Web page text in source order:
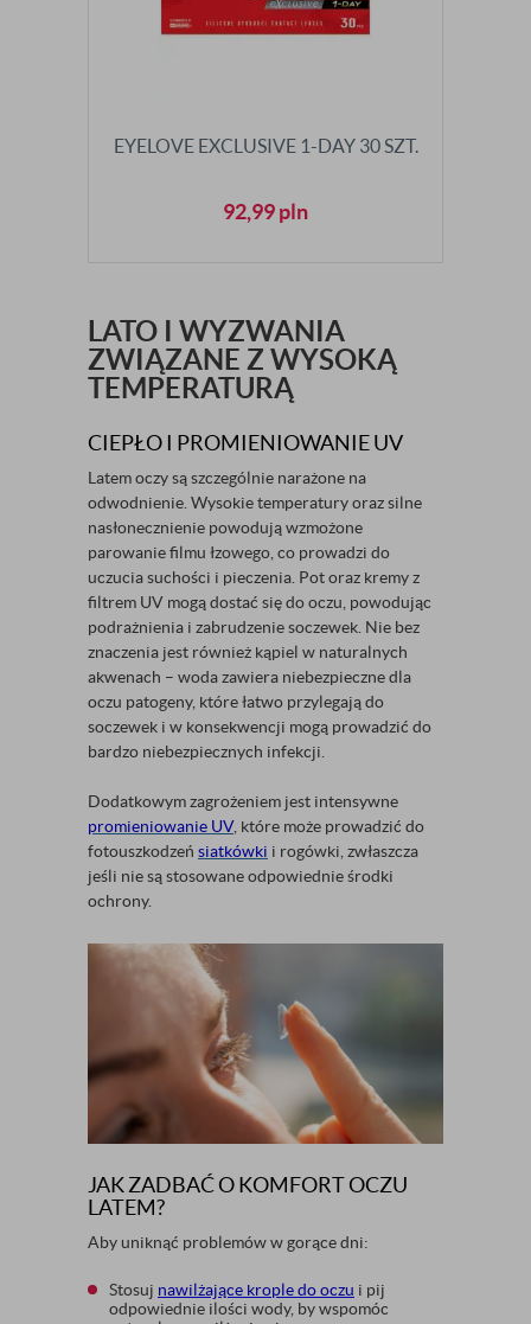
EYELOVE EXCLUSIVE 1-DAY 30 SZT.
92,99pln
LATO I WYZWANIA
ZWIĄZANE Z WYSOKĄ
TEMPERATURĄ
CIEPŁO I PROMIENIOWANIE UV
Latem oczy są szczególnie narażone na
odwodnienie. Wysokie temperatury oraz silne
nasłonecznienie powodują wzmożone
parowanie filmu łzowego, co prowadzi do
uczucia suchości i pieczenia. Pot oraz kremy z
filtrem UV mogą dostać się do oczu, powodując
podrażnienia i zabrudzenie soczewek. Nie bez
znaczenia jest również kąpiel w naturalnych
akwenach – woda zawiera niebezpieczne dla
oczu patogeny, które łatwo przylegają do
soczewek i w konsekwencji mogą prowadzić do
bardzo niebezpiecznych infekcji.
Dodatkowym zagrożeniem jest intensywne
promieniowanie UV, które może prowadzić do
fotouszkodzeń siatkówki i rogówki, zwłaszcza
jeśli nie są stosowane odpowiednie środki
ochrony.
JAK ZADBAĆ O KOMFORT OCZU
LATEM?
Aby uniknąć problemów w gorące dni:
Stosuj nawilżające krople do oczu i pij
odpowiednie ilości wody, by wspomóc